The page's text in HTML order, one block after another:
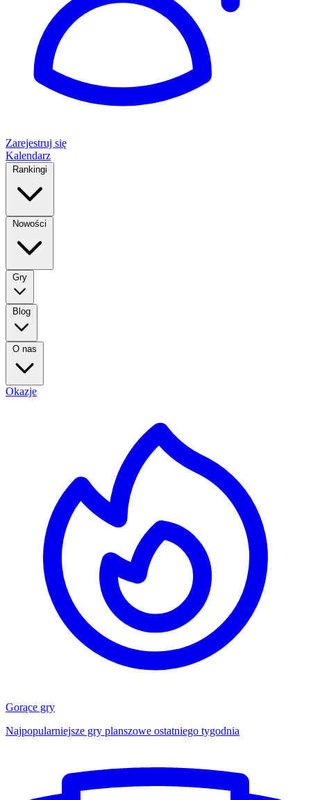
Zarejestruj się
Kalendarz
Rankingi
Nowości
Gry
Blog
O nas
Okazje
Gorące gry
Najpopularniejsze gry planszowe ostatniego tygodnia